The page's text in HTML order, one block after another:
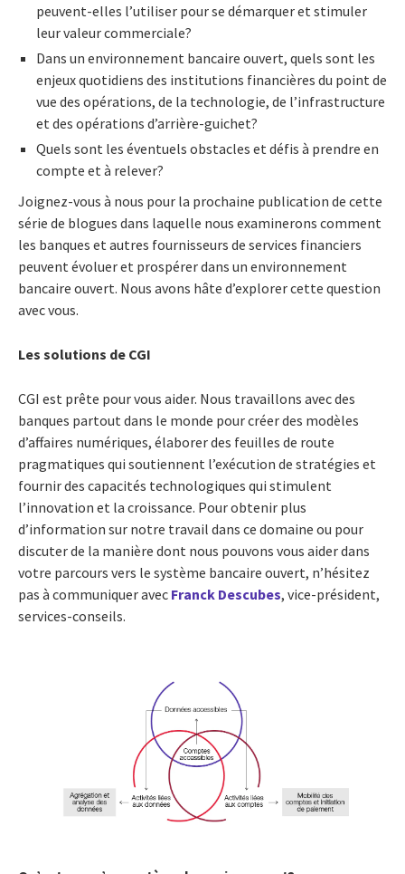
peuvent-elles l’utiliser pour se démarquer et stimuler
leur valeur commerciale?
Dans un environnement bancaire ouvert, quels sont les
enjeux quotidiens des institutions financières du point de
vue des opérations, de la technologie, de l’infrastructure
et des opérations d’arrière-guichet?
Quels sont les éventuels obstacles et défis à prendre en
compte et à relever?
Joignez-vous à nous pour la prochaine publication de cette
série de blogues dans laquelle nous examinerons comment
les banques et autres fournisseurs de services financiers
peuvent évoluer et prospérer dans un environnement
bancaire ouvert. Nous avons hâte d’explorer cette question
avec vous.
Les solutions de CGI
CGI est prête pour vous aider. Nous travaillons avec des
banques partout dans le monde pour créer des modèles
d’affaires numériques, élaborer des feuilles de route
pragmatiques qui soutiennent l’exécution de stratégies et
fournir des capacités technologiques qui stimulent
l’innovation et la croissance. Pour obtenir plus
d’information sur notre travail dans ce domaine ou pour
discuter de la manière dont nous pouvons vous aider dans
votre parcours vers le système bancaire ouvert, n’hésitez
pas à communiquer avec Franck Descubes, vice-président,
services-conseils.